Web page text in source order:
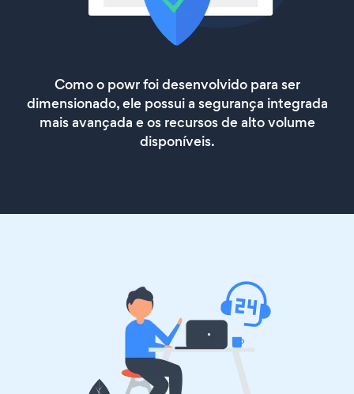
Como o powr foi desenvolvido para ser
dimensionado, ele possui a segurança integrada
mais avançada e os recursos de alto volume
disponíveis.